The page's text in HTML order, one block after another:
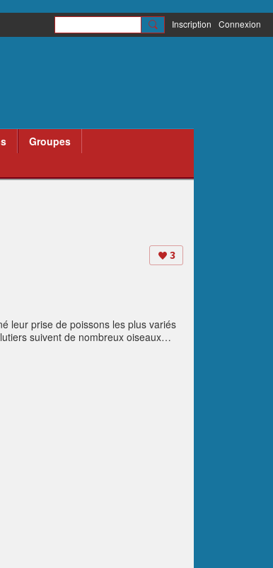
Inscription Connexion
Groupes
3
leur prise de poissons les plus variés
suivent de nombreux oiseaux